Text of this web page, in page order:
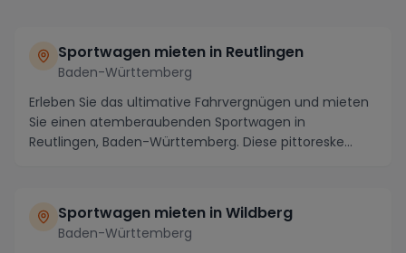
Sportwagen mieten in Reutlingen
Baden-Württemberg
Erleben Sie das ultimative Fahrvergnügen und mieten
Sie einen atemberaubenden Sportwagen in
Reutlingen, Baden-Württemberg. Diese pittoreske
Sportwagen mieten in Wildberg
Baden-Württemberg